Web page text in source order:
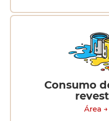
Consumo
Área